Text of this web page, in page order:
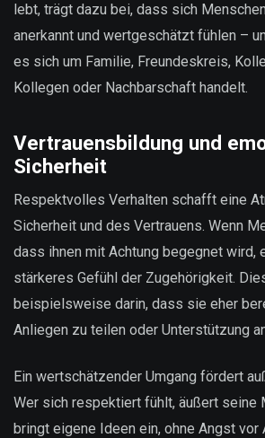
lebt, trägt dazu bei, dass sich
anerkannt und wertgeschätzt fühlen –
es sich um Familie, Freundeskreis,
Kollegen oder Nachbarschaft handelt.
Vertrauensbildung und
Sicherheit
Respektvolles Verhalten schafft eine
Sicherheit und des Vertrauens. Wenn
dass ihnen mit Achtung begegnet wird,
stärkeres Gefühl der Zugehörigkeit.
beispielsweise darin, dass sie eher
Anliegen zu teilen oder Unterstützung
Ein wertschätzender Umgang fördert
Wer sich respektiert fühlt, äußert seine
bringt eigene Ideen ein, ohne Angst vor